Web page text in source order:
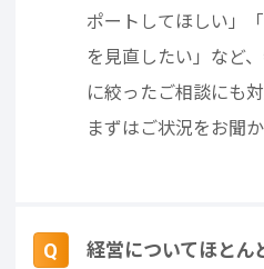
ポートしてほしい」
を見直したい」など
に絞ったご相談にも
まずはご状況をお聞
経営についてほとん